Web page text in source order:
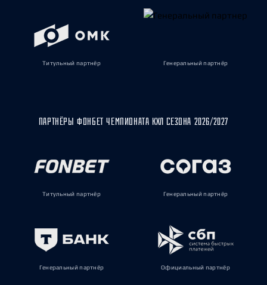
Титульный партнёр Генеральный партнёр
ПАРТНЁРЫ ФОНБЕТ ЧЕМПИОНАТА КХЛ СЕЗОНА 2026/2027
Титульный партнёр Генеральный партнёр
Генеральный партнёр Официальный партнёр